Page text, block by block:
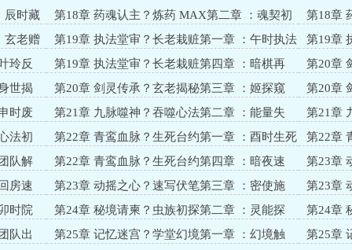
影？真相乍现
牌？山门
辰时藏
第18章 药魂认主？炼药 MAX第二章 ：魂契初
定？药香暗浮
第18章
燃？药香
玄老赠
第19章 执法堂审？长老栽赃第一章 ：午时执法
堂？恶人先告状
第19章
影？铁证
玲反
第19章 执法堂审？长老栽赃第四章 ：暗棋再
动？危机未消
第20章
山？竹林
世揭
第20章 剑灵传承？玄老揭秘第三章 ：姬探窥
伺？危机暗伏
第20章
启？团队
时废
第21章 九脉噬神？吞噬心法第二章 ：能量失
控？创生调和
第21章
战？蛮牛
法初
第22章 青鸾血脉？生死台约第一章 ：酉时生死
台？傲娇挑约
第22章
显？护灵
队解
第22章 青鸾血脉？生死台约第四章 ：暗夜速
写？动摇加深
第23章
院？暗窥
房速
第23章 动摇之心？速写伏笔第三章 ：密使施
压？墨灵偷听
第23章
信？备战
时院
第24章 秘境请柬？虫族初探第二章 ：灵能探
秘？请柬藏图
第24章
警？宇文
队出
第25章 记忆迷宫？学堂幻境第一章 ：幻境触
第25章